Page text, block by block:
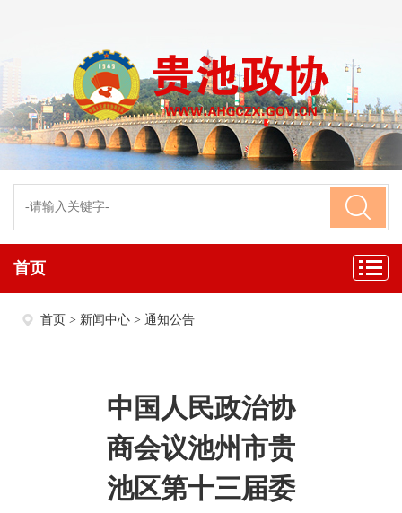
首页
首页 > 新闻中心 > 通知公告
中国人民政治协
商会议池州市贵
池区第十三届委